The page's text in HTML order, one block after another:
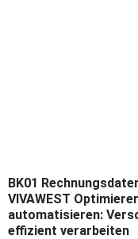
BK01
VIVAWEST
automatisieren:
effizient verarbeiten